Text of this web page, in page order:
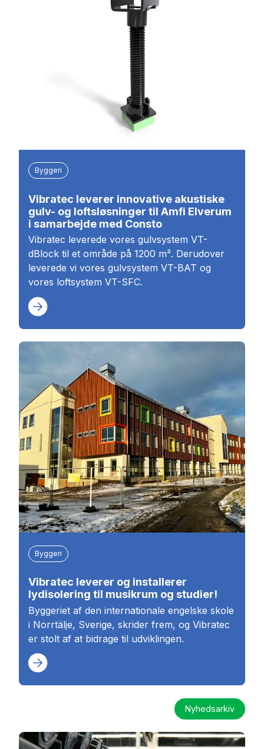
Byggeri
Vibratec leverer innovative akustiske
gulv- og loftsløsninger til Amfi Elverum
i samarbejde med Consto
Vibratec leverede vores gulvsystem VT-
dBlock til et område på 1200 m². Derudover
leverede vi vores gulvsystem VT-BAT og
vores loftsystem VT-SFC.
Byggeri
Vibratec leverer og installerer
lydisolering til musikrum og studier!
Byggeriet af den internationale engelske skole
i Norrtälje, Sverige, skrider frem, og Vibratec
er stolt af at bidrage til udviklingen.
Nyhedsarkiv